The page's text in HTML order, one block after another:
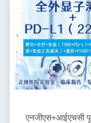
एनजीएस+आईएचसी